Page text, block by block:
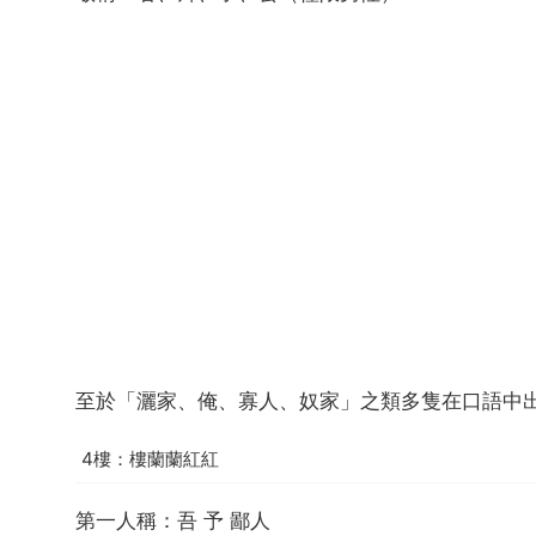
至於「灑家、俺、寡人、奴家」之類多隻在口語中
4樓：樓蘭蘭紅紅
第一人稱：吾 予 鄙人